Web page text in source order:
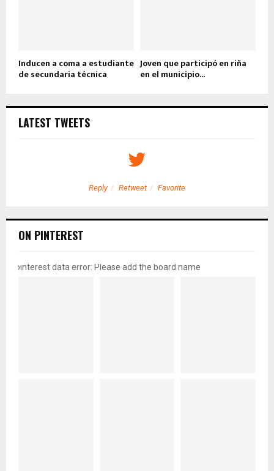
Inducen a coma a estudiante
de secundaria técnica
Joven que participó en riña
en el municipio...
LATEST TWEETS
Reply Retweet Favorite
ON PINTEREST
pinterest data error: Please add the board name